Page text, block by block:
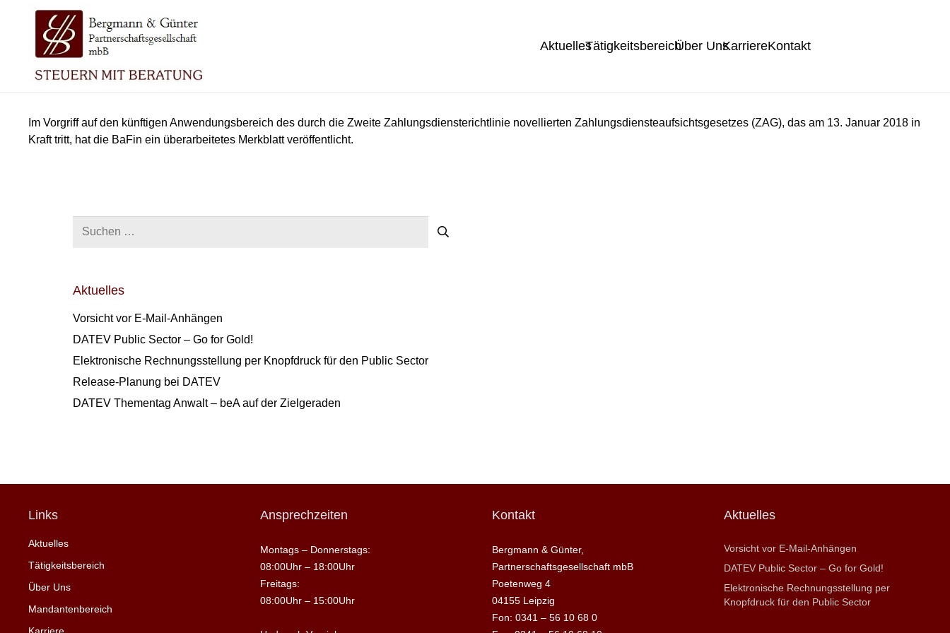
AktuellesTätigkeitsbereichÜber UnsKarriereKontakt
Im Vorgriff auf den künftigen Anwendungsbereich des durch die Zweite Zahlungsdiensterichtlinie novellierten Zahlungsdiensteaufsichtsgesetzes (ZAG), das am 13. Januar 2018 in
Kraft tritt, hat die BaFin ein überarbeitetes Merkblatt veröffentlicht.
Aktuelles
Vorsicht vor E-Mail-Anhängen
DATEV Public Sector – Go for Gold!
Elektronische Rechnungsstellung per Knopfdruck für den Public Sector
Release-Planung bei DATEV
DATEV Thementag Anwalt – beA auf der Zielgeraden
Links
Aktuelles
Tätigkeitsbereich
Über Uns
Mandantenbereich
Ansprechzeiten
Montags – Donnerstags:
08:00Uhr – 18:00Uhr
Freitags:
08:00Uhr – 15:00Uhr
Kontakt
Bergmann & Günter,
Partnerschaftsgesellschaft mbB
Poetenweg 4
04155 Leipzig
Fon: 0341 – 56 10 68 0
Aktuelles
Vorsicht vor E-Mail-Anhängen
DATEV Public Sector – Go for Gold!
Elektronische Rechnungsstellung per
Knopfdruck für den Public Sector